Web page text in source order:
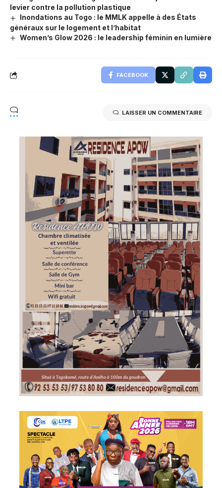
levier contre la pollution plastique
Inondations au Togo : le MMLK appelle à des États
généraux sur le logement et l’habitat
Women’s Glow 2026 : le leadership féminin en lumière
FACEBOOK
LAISSER UN COMMENTAIRE